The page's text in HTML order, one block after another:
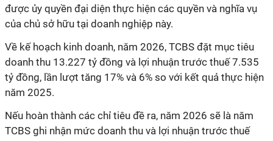
được ủy quyền đại diện thực hiện các quyền và nghĩa vụ
của chủ sở hữu tại doanh nghiệp này.
Về kế hoạch kinh doanh, năm 2026, TCBS đặt mục tiêu
doanh thu 13.227 tỷ đồng và lợi nhuận trước thuế 7.535
tỷ đồng, lần lượt tăng 17% và 6% so với kết quả thực hiện
năm 2025.
Nếu hoàn thành các chỉ tiêu đề ra, năm 2026 sẽ là năm
TCBS ghi nhận mức doanh thu và lợi nhuận trước thuế